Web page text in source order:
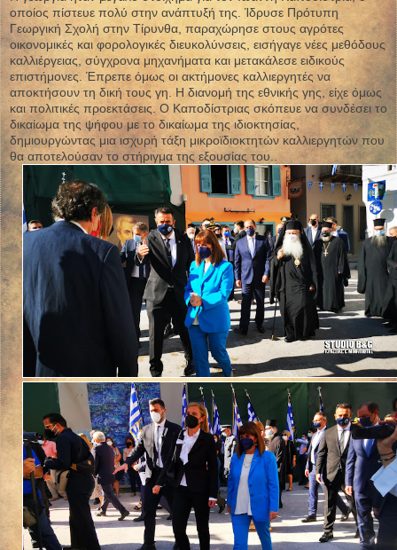
οποίος πίστευε πολύ στην ανάπτυξή της. Ίδρυσε Πρότυπη
Γεωργική Σχολή στην Τίρυνθα, παραχώρησε στους αγρότες
οικονομικές και φορολογικές διευκολύνσεις, εισήγαγε νέες μεθόδους
καλλιέργειας, σύγχρονα μηχανήματα και μετακάλεσε ειδικούς
επιστήμονες. Έπρεπε όμως οι ακτήμονες καλλιεργητές να
αποκτήσουν τη δική τους γη. Η διανομή της εθνικής γης, είχε όμως
και πολιτικές προεκτάσεις. Ο Καποδίστριας σκόπευε να συνδέσει το
δικαίωμα της ψήφου με το δικαίωμα της ιδιοκτησίας,
δημιουργώντας μια ισχυρή τάξη μικροϊδιοκτητών καλλιεργητών που
θα αποτελούσαν το στήριγμα της εξουσίας του..